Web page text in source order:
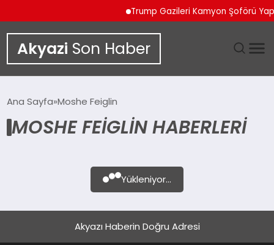
Trump Gazileri Kamyon Şoförü
Akyazi Son Haber
SIYASET
Ana Sayfa Moshe Feiglin
MOSHE FEIGLIN HABERLERI
Yükleniyor...
Akyazı Haberin Doğru Adresi